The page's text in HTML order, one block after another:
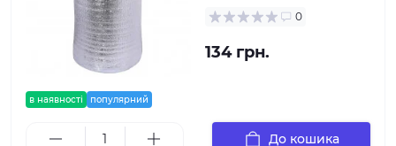
в наявності популярний
0
134 грн.
До кошика